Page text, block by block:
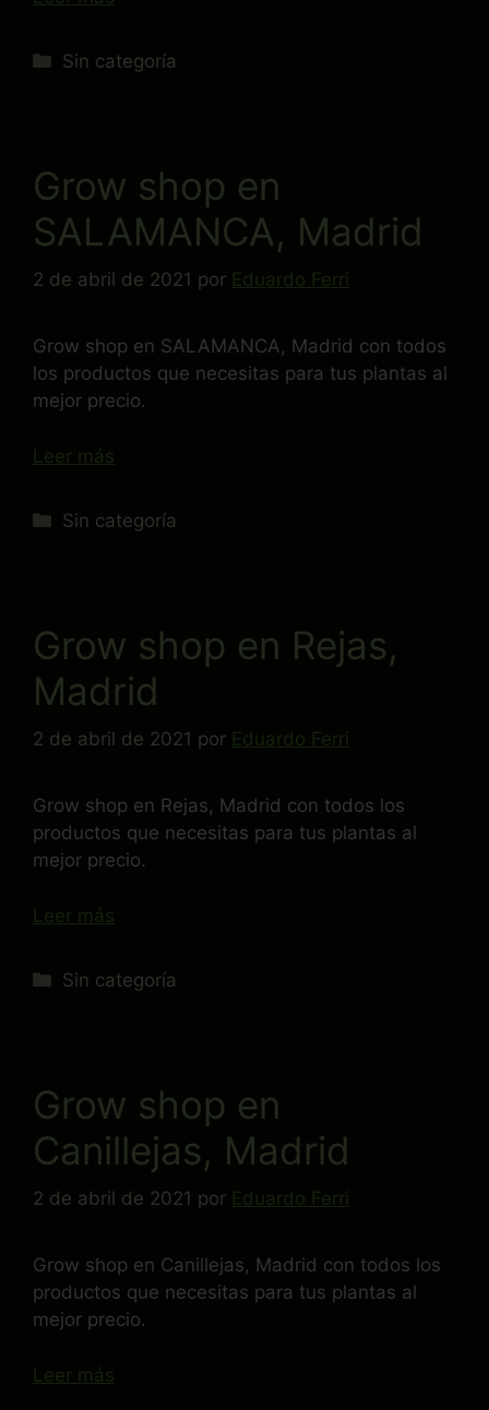
Sin categoría
Grow shop en
SALAMANCA, Madrid
2 de abril de 2021 por Eduardo Ferri
Grow shop en SALAMANCA, Madrid con todos
los productos que necesitas para tus plantas al
mejor precio.
Leer más
Sin categoría
Grow shop en Rejas,
Madrid
2 de abril de 2021 por Eduardo Ferri
Grow shop en Rejas, Madrid con todos los
productos que necesitas para tus plantas al
mejor precio.
Leer más
Sin categoría
Grow shop en
Canillejas, Madrid
2 de abril de 2021 por Eduardo Ferri
Grow shop en Canillejas, Madrid con todos los
productos que necesitas para tus plantas al
mejor precio.
Leer más